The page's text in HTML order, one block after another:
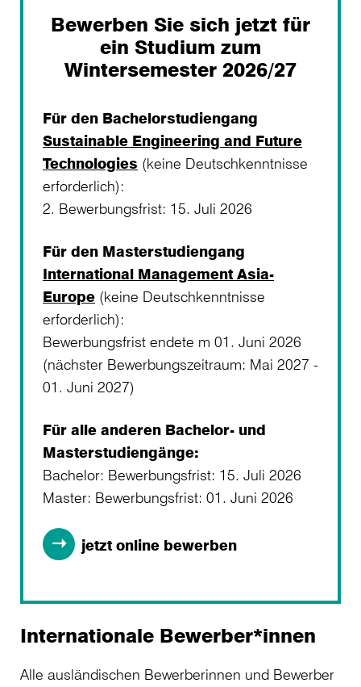
Bewerben Sie sich jetzt für
ein Studium zum
Wintersemester 2026/27
Für den Bachelorstudiengang
Sustainable Engineering and Future
Technologies (keine Deutschkenntnisse
erforderlich):
2. Bewerbungsfrist: 15. Juli 2026
Für den Masterstudiengang
International Management Asia-
Europe (keine Deutschkenntnisse
erforderlich):
Bewerbungsfrist endete m 01. Juni 2026
(nächster Bewerbungszeitraum: Mai 2027 -
01. Juni 2027)
Für alle anderen Bachelor- und
Masterstudiengänge:
Bachelor: Bewerbungsfrist: 15. Juli 2026
Master: Bewerbungsfrist: 01. Juni 2026
jetzt online bewerben
Internationale Bewerber*innen
Alle ausländischen Bewerberinnen und Bewerber